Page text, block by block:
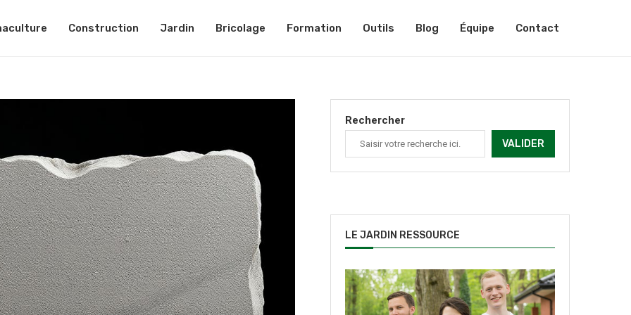
Construction Jardin Bricolage Formation Outils Blog Équipe Contact
Rechercher
VALIDER
LE JARDIN RESSOURCE